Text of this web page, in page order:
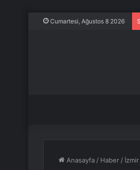
Cumartesi, Ağustos 8 2026
Anasayfa / Haber /